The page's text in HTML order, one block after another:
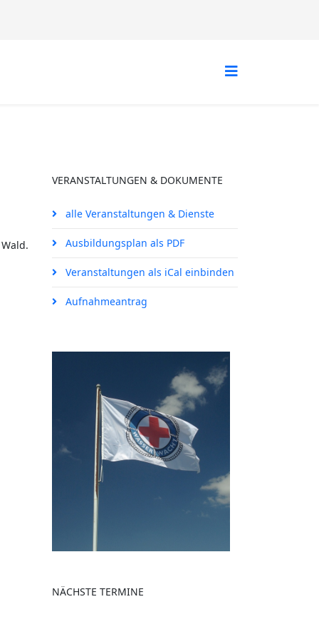
VERANSTALTUNGEN & DOKUMENTE
alle Veranstaltungen & Dienste
Ausbildungsplan als PDF
Veranstaltungen als iCal einbinden
Aufnahmeantrag
NÄCHSTE TERMINE